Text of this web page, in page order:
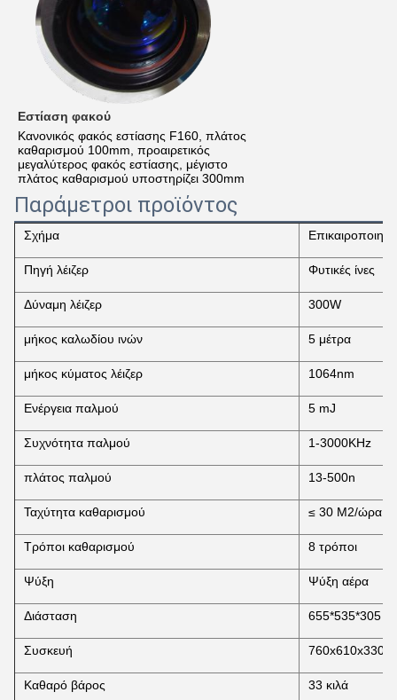
Εστίαση φακού
Κανονικός φακός εστίασης F160, πλάτος
καθαρισμού 100mm, προαιρετικός
μεγαλύτερος φακός εστίασης, μέγιστο
πλάτος καθαρισμού υποστηρίζει 300mm
Παράμετροι προϊόντος
Σχήμα
Πηγή λέιζερ Φυτικές ίνες
Δύναμη λέιζερ 300W
μήκος καλωδίου ινών 5 μέτρα
μήκος κύματος λέιζερ 1064nm
Ενέργεια παλμού 5 mJ
Συχνότητα παλμού 1-3000KHz
πλάτος παλμού 13-500n
Ταχύτητα καθαρισμού ≤ 30 M2/ώρα
Τρόποι καθαρισμού 8 τρόποι
Ψύξη Ψύξη αέρα
Διάσταση 655*535*305
Συσκευή 760x610x330
Καθαρό βάρος 33 κιλά